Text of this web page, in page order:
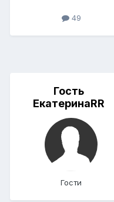
49
Гость
ЕкатеринаRR
Гости